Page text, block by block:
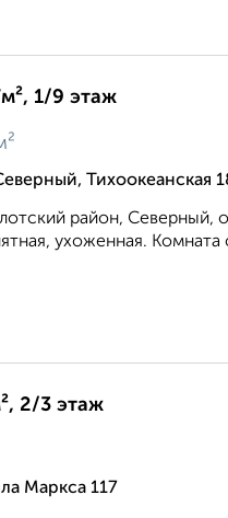
1/9 этаж
Тихоокеанская
район, Северный,
ухоженная. Комната
2/3 этаж
Маркса 117